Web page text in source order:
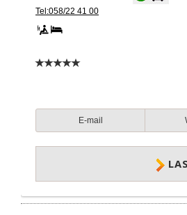
Tel:058/22 41 00
E-mail